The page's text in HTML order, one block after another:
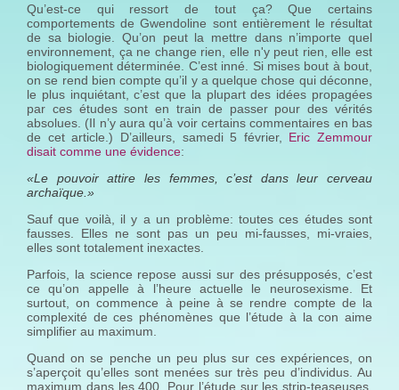
Qu’est-ce qui ressort de tout ça? Que certains
comportements de Gwendoline sont entièrement le résultat
de sa biologie. Qu’on peut la mettre dans n’importe quel
environnement, ça ne change rien, elle n'y peut rien, elle est
biologiquement déterminée. C’est inné. Si mises bout à bout,
on se rend bien compte qu’il y a quelque chose qui déconne,
le plus inquiétant, c’est que la plupart des idées propagées
par ces études sont en train de passer pour des vérités
absolues. (Il n’y aura qu’à voir certains commentaires en bas
de cet article.) D’ailleurs, samedi 5 février, Eric Zemmour
disait comme une évidence:
«Le pouvoir attire les femmes, c’est dans leur cerveau
archaïque.»
Sauf que voilà, il y a un problème: toutes ces études sont
fausses. Elles ne sont pas un peu mi-fausses, mi-vraies,
elles sont totalement inexactes.
Parfois, la science repose aussi sur des présupposés, c’est
ce qu’on appelle à l’heure actuelle le neurosexisme. Et
surtout, on commence à peine à se rendre compte de la
complexité de ces phénomènes que l’étude à la con aime
simplifier au maximum.
Quand on se penche un peu plus sur ces expériences, on
s’aperçoit qu’elles sont menées sur très peu d’individus. Au
maximum dans les 400. Pour l’étude sur les strip-teaseuses,